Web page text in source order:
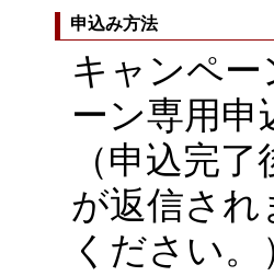
申込み方法
キャンペ
ーン専用
（申込完
が返信さ
ください。